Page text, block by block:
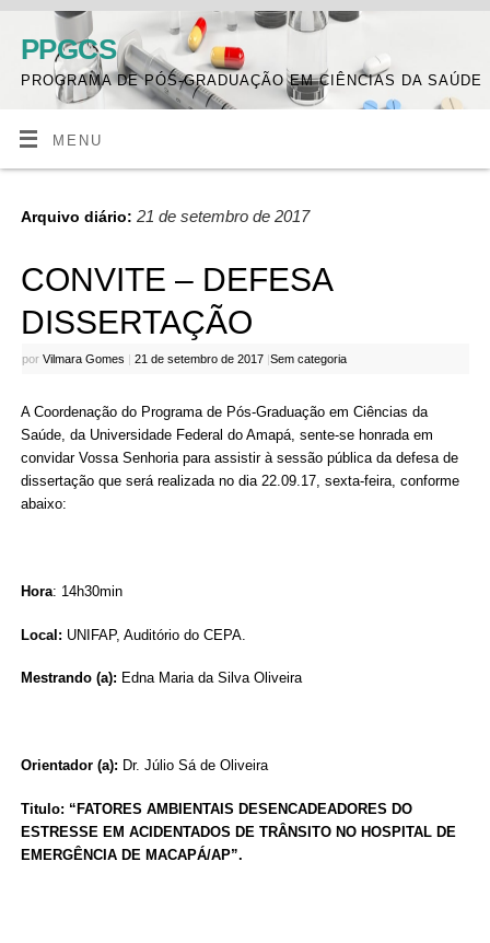
PPGCS
PROGRAMA DE PÓS-GRADUAÇÃO EM CIÊNCIAS DA SAÚDE
MENU
Arquivo diário: 21 de setembro de 2017
CONVITE – DEFESA
DISSERTAÇÃO
por Vilmara Gomes | 21 de setembro de 2017 |Sem categoria
A Coordenação do Programa de Pós-Graduação em Ciências da
Saúde, da Universidade Federal do Amapá, sente-se honrada em
convidar Vossa Senhoria para assistir à sessão pública da defesa de
dissertação que será realizada no dia 22.09.17, sexta-feira, conforme
abaixo:
Hora: 14h30min
Local: UNIFAP, Auditório do CEPA.
Mestrando (a): Edna Maria da Silva Oliveira
Orientador (a): Dr. Júlio Sá de Oliveira
Titulo: “FATORES AMBIENTAIS DESENCADEADORES DO
ESTRESSE EM ACIDENTADOS DE TRÂNSITO NO HOSPITAL DE
EMERGÊNCIA DE MACAPÁ/AP”.